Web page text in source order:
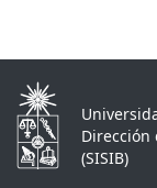
Dirección
(SISIB)